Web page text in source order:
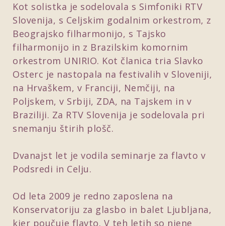
Kot solistka je sodelovala s Simfoniki RTV
Slovenija, s Celjskim godalnim orkestrom, z
Beograjsko filharmonijo, s Tajsko
filharmonijo in z Brazilskim komornim
orkestrom UNIRIO. Kot članica tria Slavko
Osterc je nastopala na festivalih v Sloveniji,
na Hrvaškem, v Franciji, Nemčiji, na
Poljskem, v Srbiji, ZDA, na Tajskem in v
Braziliji. Za RTV Slovenija je sodelovala pri
snemanju štirih plošč.
Dvanajst let je vodila seminarje za flavto v
Podsredi in Celju.
Od leta 2009 je redno zaposlena na
Konservatoriju za glasbo in balet Ljubljana,
kjer poučuje flavto. V teh letih so njene